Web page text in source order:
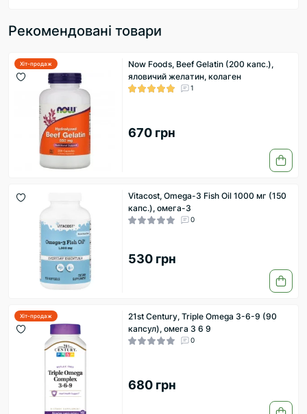
Рекомендовані товари
Хіт-продаж
Now Foods, Beef Gelatin (200 капс.),
яловичий желатин, колаген
1
670 грн
Vitacost, Omega-3 Fish Oil 1000 мг (150
капс.), омега-3
0
530 грн
Хіт-продаж
21st Century, Triple Omega 3-6-9 (90
капсул), омега 3 6 9
0
680 грн